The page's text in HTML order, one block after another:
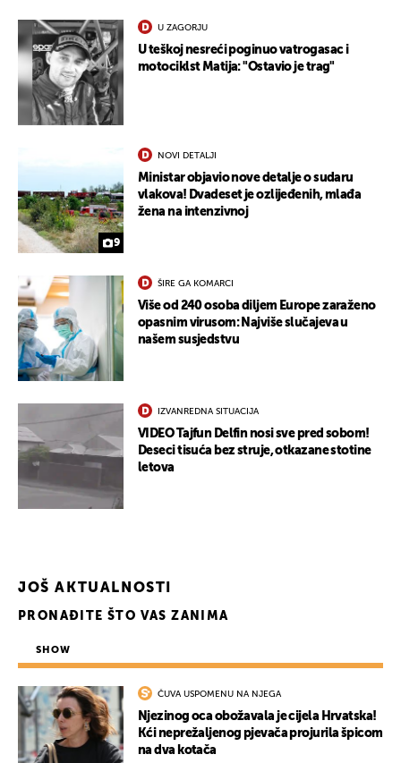
U ZAGORJU
U teškoj nesreći poginuo vatrogasac i
motociklst Matija: "Ostavio je trag"
9
NOVI DETALJI
Ministar objavio nove detalje o sudaru
vlakova! Dvadeset je ozlijeđenih, mlađa
žena na intenzivnoj
ŠIRE GA KOMARCI
Više od 240 osoba diljem Europe zaraženo
opasnim virusom: Najviše slučajeva u
našem susjedstvu
IZVANREDNA SITUACIJA
VIDEO Tajfun Delfin nosi sve pred sobom!
Deseci tisuća bez struje, otkazane stotine
letova
JOŠ AKTUALNOSTI
PRONAĐITE ŠTO VAS ZANIMA
SHOW
ČUVA USPOMENU NA NJEGA
Njezinog oca obožavala je cijela Hrvatska!
Kći neprežaljenog pjevača projurila špicom
na dva kotača
UKLJUČITE NOTIFIKACIJE